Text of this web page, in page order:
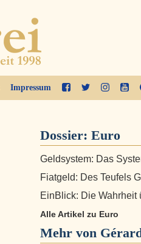
Impressum
Dossier: Euro
Geldsystem: Das
Fiatgeld: Des Teufels
EinBlick: Die Wahrheit
Alle Artikel zu Euro
Mehr von